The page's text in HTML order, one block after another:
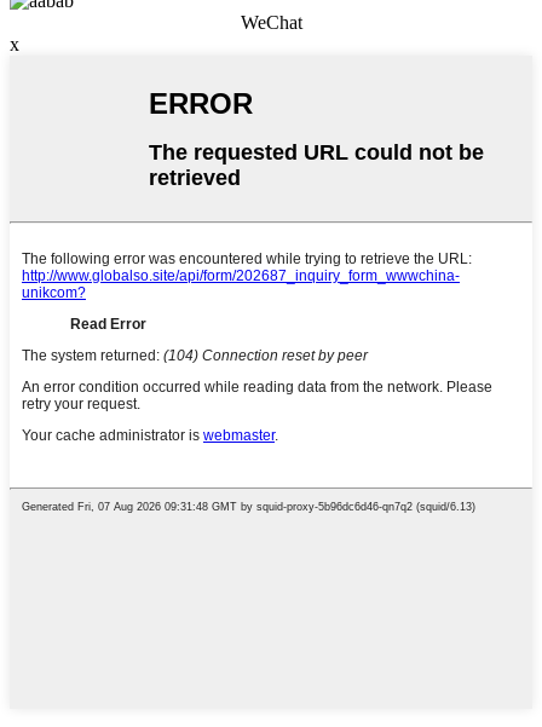
WeChat
x